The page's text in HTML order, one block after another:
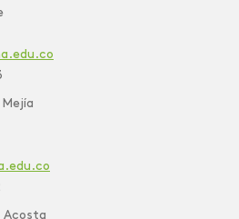
Acosta